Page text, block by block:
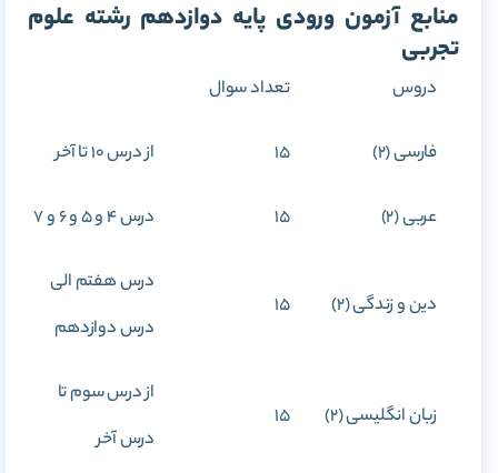
منابع آزمون ورودی پایه دوازدهم رشته علوم
تجربی
دروس تعداد سوال
فارسی (2) 15 از درس 10 تا آخر
عربی (2) 15 درس 4 و 5 و 6 و 7
دین و زندگی (2) 15
درس هفتم الی
درس دوازدهم
زبان انگلیسی (2) 15
از درس سوم تا
درس آخر